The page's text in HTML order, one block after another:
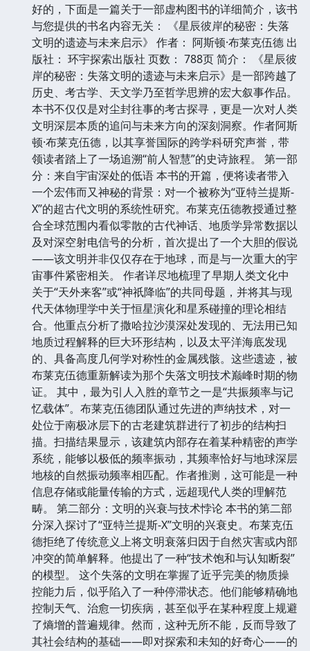
好的，下面是一篇关于一部虚构图书的详细简介，该书
与您提供的书名内容无关： 《星辰彼岸的秘密：失落
文明的遗迹与未来启示》 作者： 阿斯顿·布莱克伍德 出
版社： 环宇探索出版社 页数： 788页 简介： 《星辰彼
岸的秘密：失落文明的遗迹与未来启示》是一部跨越了
历史、考古学、天文学乃至哲学思辨的宏大叙事作品。
本书不仅仅是对尘封往事的考古探寻，更是一次对人类
文明深层本质的追问与未来方向的深刻洞察。作者阿斯
顿·布莱克伍德，以其享誉国际的跨学科研究声誉，带
领读者踏上了一场追溯“前人智慧”的史诗旅程。 第一部
分：来自宇宙深处的低语 本书的开篇，便将读者带入
一个宏伟而又神秘的背景：对一个被称为“亚特兰提斯-
X”的超古代文明的系统性研究。布莱克伍德教授通过整
合全球范围内看似零散的古代神话、地质学异常数据以
及对深空射电信号的分析，首次提出了一个大胆的假说
——该文明并非仅仅存在于地球，而是与一次重大的宇
宙事件紧密相关。 作者详尽地梳理了早期人类文化中
关于“天外来客”或“神祇降临”的共同母题，并将其与现
代天体物理学中关于恒星演化和星系碰撞的理论相结
合。他重点分析了撒哈拉沙漠深处发现的、无法用已知
地质过程解释的巨大环形结构，以及太平洋海底发现
的、具备高度几何学对称性的金属残骸。这些遗迹，被
布莱克伍德重新解读为那个失落文明技术巅峰时期的物
证。 其中，最为引人入胜的章节之一是“共振频率与记
忆载体”。布莱克伍德团队通过先进的声纳技术，对一
处位于南极冰层下的古老建筑群进行了初步的结构扫
描。扫描结果显示，该建筑内部存在着某种精密的声学
系统，能够以极低的频率振动，其频率恰好与地球深层
地核的自然振动频率相匹配。作者推测，这可能是一种
信息存储或能量传输的方式，远超现代人类的理解范
畴。 第二部分：文明的兴衰与技术悖论 本书的第二部
分深入探讨了“亚特兰提斯-X”文明的兴衰史。布莱克伍
德拒绝了传统意义上将文明衰落归因于自然灾害或内部
冲突的简单解释。他提出了一种“技术饱和与认知断裂”
的模型。 这个失落的文明在掌握了近乎完美的物质操
控能力后，似乎陷入了一种停滞状态。他们能够精确地
控制天气、治愈一切疾病，甚至似乎在某种程度上规避
了熵增的普遍规律。然而，这种无所不能，反而导致了
其社会结构的基础——即对探索和未知的好奇心——的